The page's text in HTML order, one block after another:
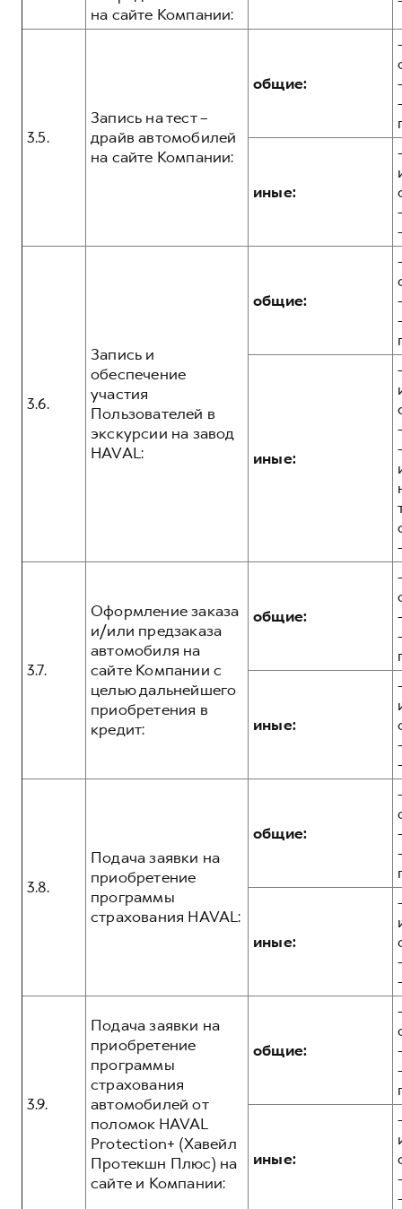
на сайте Компании:
3.5.
Запись на тест –
драйв автомобилей
на сайте Компании:
общие:
иные:
3.6.
Запись и
обеспечение
участия
Пользователей в
экскурсии на завод
HAVAL:
общие:
иные:
3.7.
Оформление заказа
и/или предзаказа
автомобиля на
сайте Компании с
целью дальнейшего
приобретения в
кредит:
общие:
иные:
3.8.
Подача заявки на
приобретение
программы
страхования HAVAL:
общие:
иные:
3.9.
Подача заявки на
приобретение
программы
страхования
автомобилей от
поломок HAVAL
Protection+ (Хавейл
Протекшн Плюс) на
сайте и Компании:
общие:
иные: